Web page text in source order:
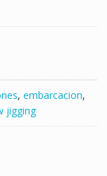
, embarcacion,
jigging